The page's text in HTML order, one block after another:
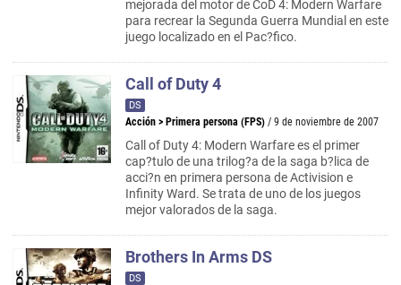
mejorada del motor de CoD 4: Modern Warfare
para recrear la Segunda Guerra Mundial en este
juego localizado en el Pac?fico.
Call of Duty 4
DS
Acción > Primera persona (FPS) / 9 de noviembre de 2007
Call of Duty 4: Modern Warfare es el primer
cap?tulo de una trilog?a de la saga b?lica de
acci?n en primera persona de Activision e
Infinity Ward. Se trata de uno de los juegos
mejor valorados de la saga.
Brothers In Arms DS
DS